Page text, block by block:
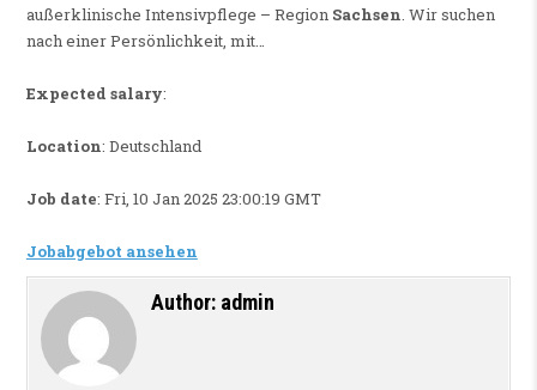
außerklinische Intensivpflege – Region Sachsen. Wir suchen
nach einer Persönlichkeit, mit…
Expected salary:
Location: Deutschland
Job date: Fri, 10 Jan 2025 23:00:19 GMT
Jobabgebot ansehen
Author: admin